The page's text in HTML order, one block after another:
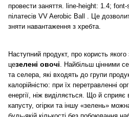
провести заняття. line-height: 1.4;
пілатесів VV Aerobic Ball
. Це
зняти навантаження з хребта.
Наступний продукт, про користь
цезелені овочі. Найбільш цінними
та селера, які входять до групи
калорійністю: при їх перетравленні
енергії, ніж виділяється. Що й
капусту, огірки та іншу «зелень»